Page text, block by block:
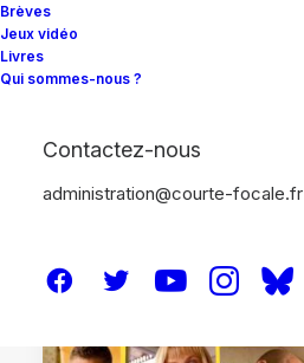
Brèves
Jeux vidéo
Livres
Qui sommes-nous ?
Contactez-nous
administration@courte-focale.fr